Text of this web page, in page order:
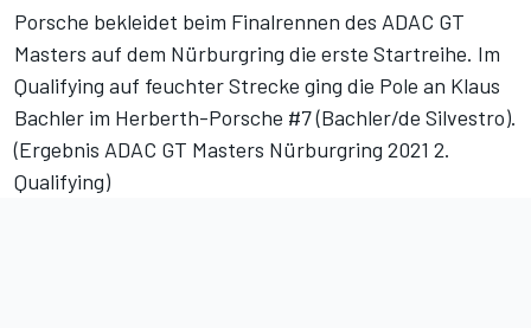
Porsche bekleidet beim Finalrennen des ADAC GT
Masters auf dem Nürburgring die erste Startreihe. Im
Qualifying auf feuchter Strecke ging die Pole an Klaus
Bachler im Herberth-Porsche #7 (Bachler/de Silvestro).
(Ergebnis ADAC GT Masters Nürburgring 2021 2.
Qualifying)